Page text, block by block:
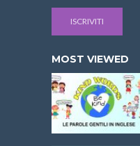
ISCRIVITI
MOST VIEWED